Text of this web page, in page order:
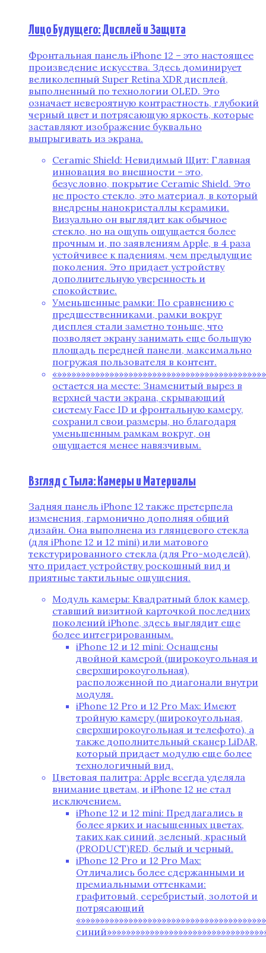
Лицо Будущего: Дисплей и Защита
Фронтальная панель iPhone 12 – это настоящее
произведение искусства. Здесь доминирует
великолепный Super Retina XDR дисплей‚
выполненный по технологии OLED. Это
означает невероятную контрастность‚ глубокий
черный цвет и потрясающую яркость‚ которые
заставляют изображение буквально
выпрыгивать из экрана.
Ceramic Shield: Невидимый Щит: Главная
инновация во внешности – это‚
безусловно‚ покрытие Ceramic Shield. Это
не просто стекло‚ это материал‚ в который
внедрены нанокристаллы керамики.
Визуально он выглядит как обычное
стекло‚ но на ощупь ощущается более
прочным и‚ по заявлениям Apple‚ в 4 раза
устойчивее к падениям‚ чем предыдущие
поколения. Это придает устройству
дополнительную уверенность и
спокойствие.
Уменьшенные рамки: По сравнению с
предшественниками‚ рамки вокруг
дисплея стали заметно тоньше‚ что
позволяет экрану занимать еще большую
площадь передней панели‚ максимально
погружая пользователя в контент.
остается на месте: Знаменитый вырез в
верхней части экрана‚ скрывающий
систему Face ID и фронтальную камеру‚
сохранил свои размеры‚ но благодаря
уменьшенным рамкам вокруг‚ он
ощущается менее навязчивым.
Взгляд с Тыла: Камеры и Материалы
Задняя панель iPhone 12 также претерпела
изменения‚ гармонично дополняя общий
дизайн. Она выполнена из глянцевого стекла
(для iPhone 12 и 12 mini) или матового
текстурированного стекла (для Pro-моделей)‚
что придает устройству роскошный вид и
приятные тактильные ощущения.
Модуль камеры: Квадратный блок камер‚
ставший визитной карточкой последних
поколений iPhone‚ здесь выглядит еще
более интегрированным.
iPhone 12 и 12 mini: Оснащены
двойной камерой (широкоугольная и
сверхширокоугольная)‚
расположенной по диагонали внутри
модуля.
iPhone 12 Pro и 12 Pro Max: Имеют
тройную камеру (широкоугольная‚
сверхширокоугольная и телефото)‚ а
также дополнительный сканер LiDAR‚
который придает модулю еще более
технологичный вид.
Цветовая палитра: Apple всегда уделяла
внимание цветам‚ и iPhone 12 не стал
исключением.
iPhone 12 и 12 mini: Предлагались в
более ярких и насыщенных цветах‚
таких как синий‚ зеленый‚ красный
(PRODUCT)RED‚ белый и черный.
iPhone 12 Pro и 12 Pro Max:
Отличались более сдержанными и
премиальными оттенками:
графитовый‚ серебристый‚ золотой и
потрясающий